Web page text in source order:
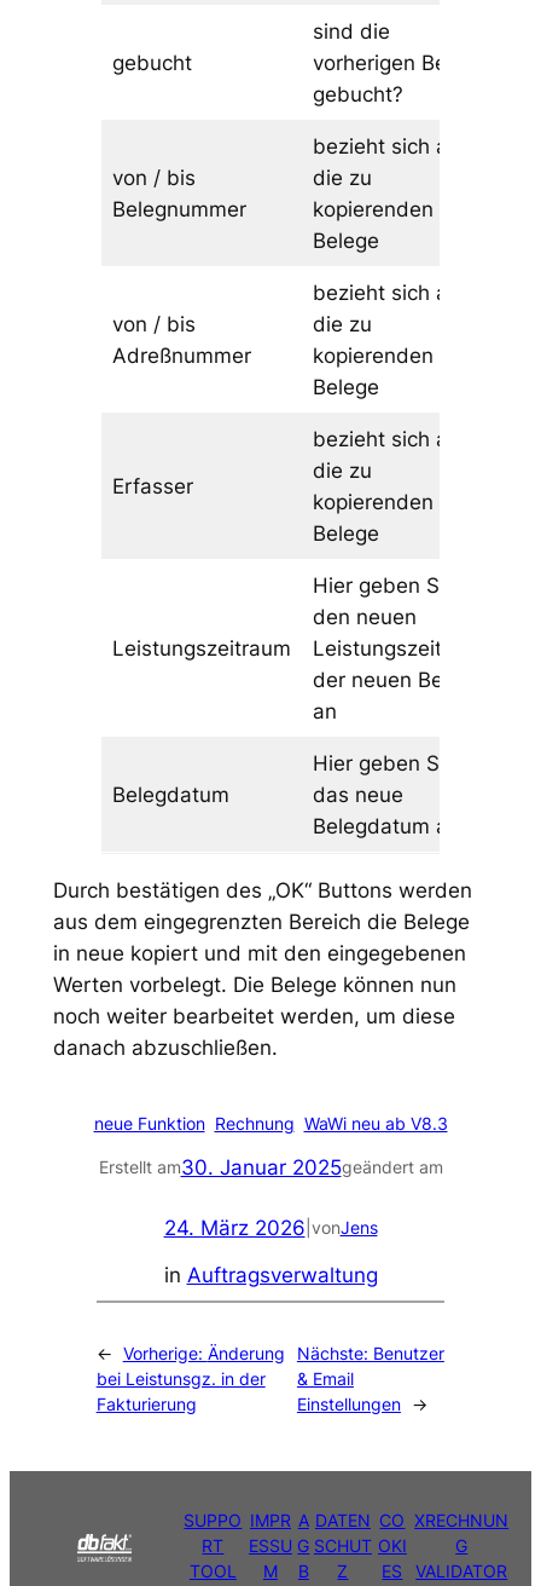
gebucht
sind die
vorherigen Belege
gebucht?
von / bis
Belegnummer
bezieht sich auf
die zu
kopierenden
Belege
von / bis
Adreßnummer
bezieht sich auf
die zu
kopierenden
Belege
Erfasser
bezieht sich auf
die zu
kopierenden
Belege
Leistungszeitraum
Hier geben Sie
den neuen
Leistungszeitraum
der neuen Belege
an
Belegdatum
Hier geben Sie
das neue
Belegdatum an
Durch bestätigen des „OK“ Buttons werden
aus dem eingegrenzten Bereich die Belege
in neue kopiert und mit den eingegebenen
Werten vorbelegt. Die Belege können nun
noch weiter bearbeitet werden, um diese
danach abzuschließen.
neue Funktion Rechnung WaWi neu ab V8.3
Erstellt am30. Januar 2025geändert am
24. März 2026 vonJens
in Auftragsverwaltung
← Vorherige: Änderung
bei Leistunsgz. in der
Fakturierung
Nächste: Benutzer
& Email
Einstellungen →
SUPPO
RT
TOOL
IMPR
ESSU
M
A
G
B
DATEN
SCHUT
Z
CO
OKI
ES
XRECHNUN
G
VALIDATOR